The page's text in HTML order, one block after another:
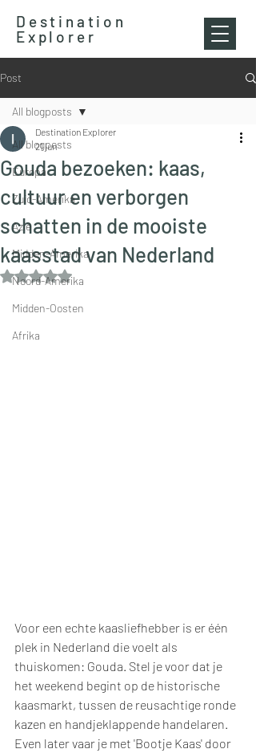
Destination
Explorer
Post
All blogposts
Europa
Zuid-Amerika
Azië
Midden-Amerika
Noord-Amerika
Midden-Oosten
Afrika
All blogposts
Gouda bezoeken: kaas,
cultuur en verborgen
schatten in de mooiste
kaasstad van Nederland
Destination Explorer
21 jun
Beoordeeld met NaN uit 5 sterren.
Voor een echte kaasliefhebber is er één
plek in Nederland die voelt als
thuiskomen: Gouda. Stel je voor dat je
het weekend begint op de historische
kaasmarkt, tussen de reusachtige ronde
kazen en handjeklappende handelaren.
Even later vaar je met 'Bootje Kaas' door